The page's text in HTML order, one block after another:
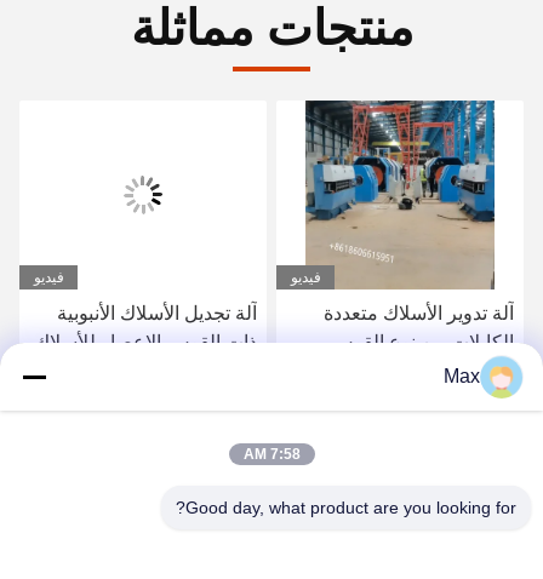
منتجات مماثلة
فيديو
آلة تدوير الأسلاك متعددة
الكابلات من نوع القوس
تدوير
فيديو
آلة تجديل الأسلاك الأنبوبية
ذات القوس الإعصار للأسلاك
Max
7:58 AM
Good day, what product are you looking for?